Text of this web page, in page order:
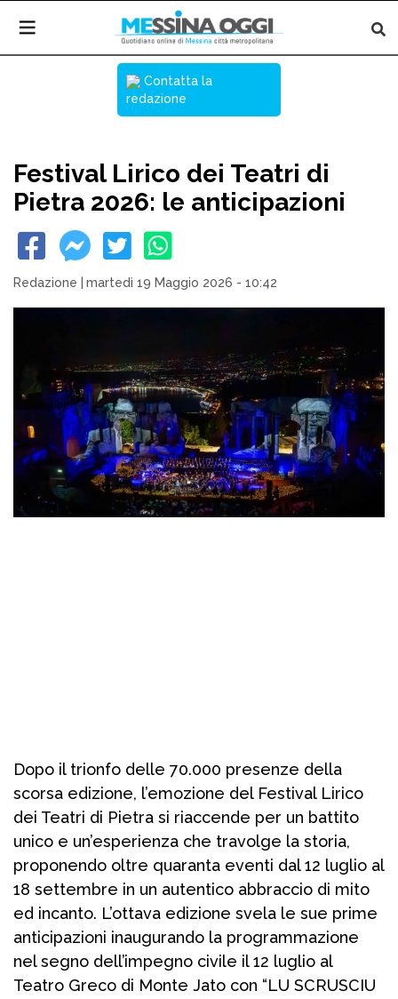
Contatta la
redazione
Festival Lirico dei Teatri di
Pietra 2026: le anticipazioni
Redazione martedì 19 Maggio 2026 - 10:42
Dopo il trionfo delle 70.000 presenze della
scorsa edizione, l’emozione del Festival Lirico
dei Teatri di Pietra si riaccende per un battito
unico e un’esperienza che travolge la storia,
proponendo oltre quaranta eventi dal 12 luglio al
18 settembre in un autentico abbraccio di mito
ed incanto. L’ottava edizione svela le sue prime
anticipazioni inaugurando la programmazione
nel segno dell’impegno civile il 12 luglio al
Teatro Greco di Monte Jato con “LU SCRUSCIU